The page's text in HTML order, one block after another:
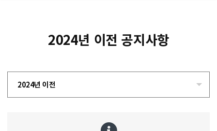
2024년 이전 공지사항
2024년 이전